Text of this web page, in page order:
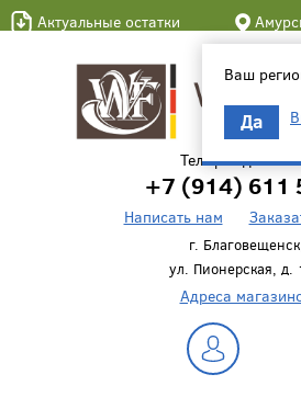
Актуальные остатки
Ваш
Да
Телефон для
+7 (914) 611
Написать нам
г.
ул. Пионерская, д.
Адреса